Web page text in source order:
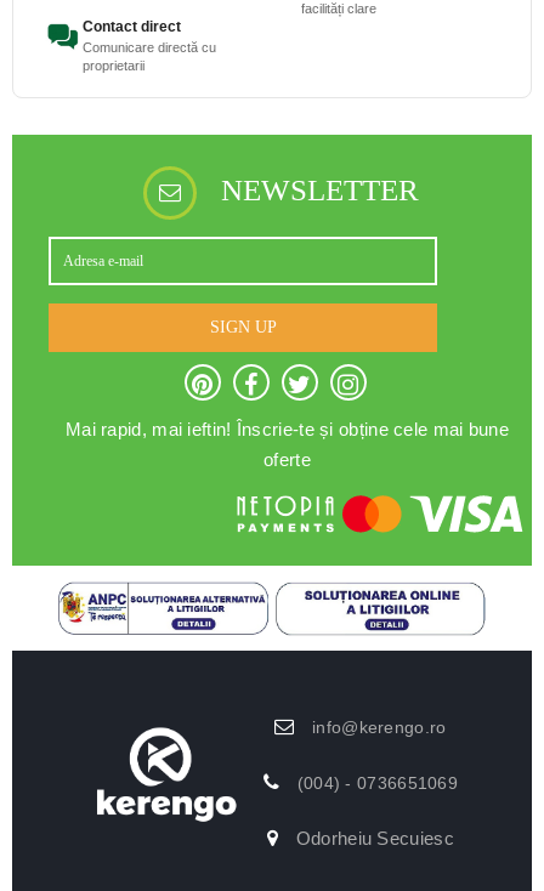
facilități clare
Contact direct
Comunicare directă cu
proprietarii
NEWSLETTER
SIGN UP
Mai rapid, mai ieftin! Înscrie-te și obține cele mai bune
oferte
info@kerengo.ro
(004) - 0736651069
Odorheiu Secuiesc